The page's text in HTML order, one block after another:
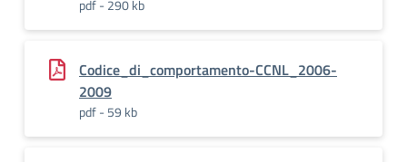
pdf - 290 kb
Codice_di_comportamento-CCNL_2006-
2009
pdf - 59 kb